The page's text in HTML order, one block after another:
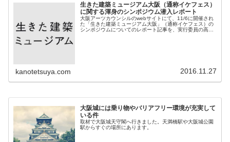
生きた建築ミュージアム大阪（通称イケフェス）
に関する渾身のシンポジウム潜入レポート
大阪アーツカウンシルのwebサイトにて、11/6に開催され
た「生きた建築ミュージアム大阪」（通称イケフェス）の
シンポジウムについてのレポート記事を、実行委員の高岡
kanotetsuya.com 2016.11.27
大阪城には乗り物やバリアフリー環境が充実して
いる件
取材で大阪城天守閣へ行きました。天満橋駅や大阪城公園
駅からすぐの場所にあります。